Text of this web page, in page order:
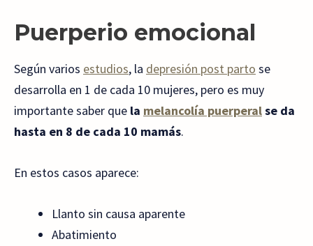
Puerperio emocional
Según varios estudios, la depresión post parto se
desarrolla en 1 de cada 10 mujeres, pero es muy
importante saber que la melancolía puerperalse da
hasta en 8 de cada 10 mamás.
En estos casos aparece:
Llanto sin causa aparente
Abatimiento